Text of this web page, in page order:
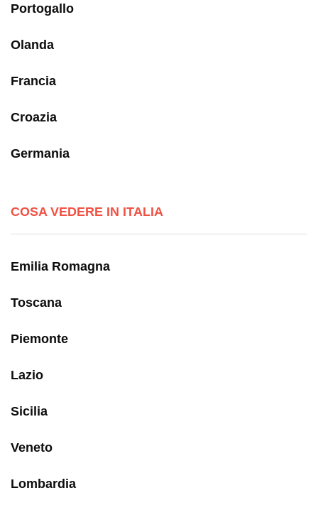
Portogallo
Olanda
Francia
Croazia
Germania
COSA VEDERE IN ITALIA
Emilia Romagna
Toscana
Piemonte
Lazio
Sicilia
Veneto
Lombardia